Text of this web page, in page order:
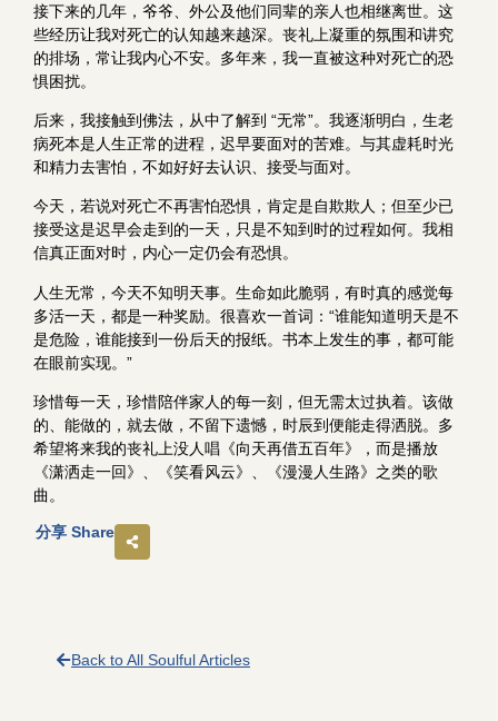
接下来的几年，爷爷、外公及他们同辈的亲人也相继离世。这
些经历让我对死亡的认知越来越深。丧礼上凝重的氛围和讲究
的排场，常让我内心不安。多年来，我一直被这种对死亡的恐
惧困扰。
后来，我接触到佛法，从中了解到 “无常”。我逐渐明白，生老
病死本是人生正常的进程，迟早要面对的苦难。与其虚耗时光
和精力去害怕，不如好好去认识、接受与面对。
今天，若说对死亡不再害怕恐惧，肯定是自欺欺人；但至少已
接受这是迟早会走到的一天，只是不知到时的过程如何。我相
信真正面对时，内心一定仍会有恐惧。
人生无常，今天不知明天事。生命如此脆弱，有时真的感觉每
多活一天，都是一种奖励。很喜欢一首词：“谁能知道明天是不
是危险，谁能接到一份后天的报纸。书本上发生的事，都可能
在眼前实现。”
珍惜每一天，珍惜陪伴家人的每一刻，但无需太过执着。该做
的、能做的，就去做，不留下遗憾，时辰到便能走得洒脱。多
希望将来我的丧礼上没人唱《向天再借五百年》，而是播放
《潇洒走一回》、《笑看风云》、《漫漫人生路》之类的歌
曲。
分享 Share
Back to All Soulful Articles